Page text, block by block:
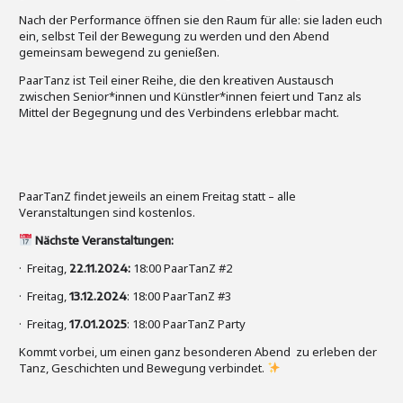
Nach der Performance öffnen sie den Raum für alle: sie laden euch
ein, selbst Teil der Bewegung zu werden und den Abend
gemeinsam bewegend zu genießen.
PaarTanz ist Teil einer Reihe, die den kreativen Austausch
zwischen Senior*innen und Künstler*innen feiert und Tanz als
Mittel der Begegnung und des Verbindens erlebbar macht.
PaarTanZ findet jeweils an einem Freitag statt – alle
Veranstaltungen sind kostenlos.
Nächste Veranstaltungen:
· Freitag,22.11.2024: 18:00 PaarTanZ #2
· Freitag,13.12.2024: 18:00 PaarTanZ #3
· Freitag,17.01.2025: 18:00 PaarTanZ Party
Kommt vorbei, um einen ganz besonderen Abend zu erleben der
Tanz, Geschichten und Bewegung verbindet.